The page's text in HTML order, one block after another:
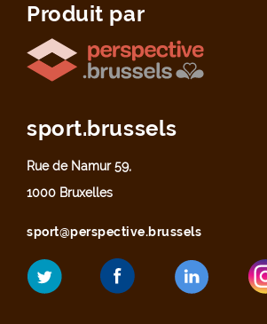
Produit par
sport.brussels
Rue de Namur 59,
1000 Bruxelles
sport@perspective.brussels